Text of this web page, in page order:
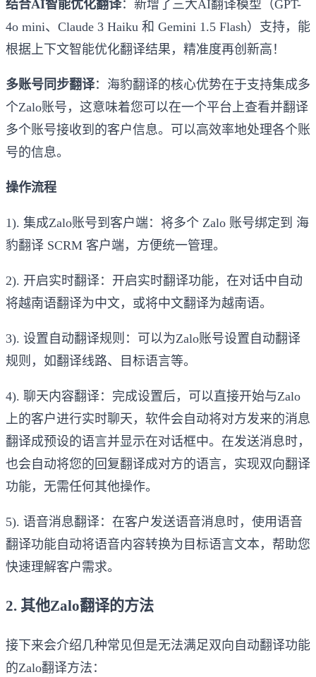
结合AI智能优化翻译：新增了三大AI翻译模型（GPT-
4o mini、Claude 3 Haiku 和 Gemini 1.5 Flash）支持，能
根据上下文智能优化翻译结果，精准度再创新高！
多账号同步翻译：海豹翻译的核心优势在于支持集成多
个Zalo账号，这意味着您可以在一个平台上查看并翻译
多个账号接收到的客户信息。可以高效率地处理各个账
号的信息。
操作流程
1). 集成Zalo账号到客户端：将多个 Zalo 账号绑定到 海
豹翻译 SCRM 客户端，方便统一管理。
2). 开启实时翻译：开启实时翻译功能，在对话中自动
将越南语翻译为中文，或将中文翻译为越南语。
3). 设置自动翻译规则：可以为Zalo账号设置自动翻译
规则，如翻译线路、目标语言等。
4). 聊天内容翻译：完成设置后，可以直接开始与Zalo
上的客户进行实时聊天，软件会自动将对方发来的消息
翻译成预设的语言并显示在对话框中。在发送消息时，
也会自动将您的回复翻译成对方的语言，实现双向翻译
功能，无需任何其他操作。
5). 语音消息翻译：在客户发送语音消息时，使用语音
翻译功能自动将语音内容转换为目标语言文本，帮助您
快速理解客户需求。
2. 其他Zalo翻译的方法
接下来会介绍几种常见但是无法满足双向自动翻译功能
的Zalo翻译方法：